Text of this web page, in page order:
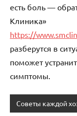
есть боль —
Клиника»
https://
разберутся в
поможет
симптомы.
Советы каждой